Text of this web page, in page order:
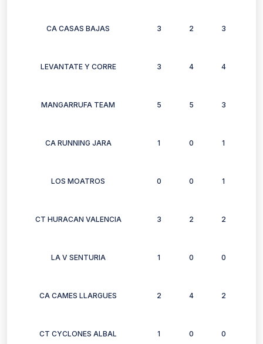
CA CASAS BAJAS 3 2 3
LEVANTATE Y CORRE 3 4 4
MANGARRUFA TEAM 5 5 3
CA RUNNING JARA 1 0 1
LOS MOATROS 0 0 1
CT HURACAN VALENCIA 3 2 2
LA V SENTURIA 1 0 0
CA CAMES LLARGUES 2 4 2
CT CYCLONES ALBAL 1 0 0